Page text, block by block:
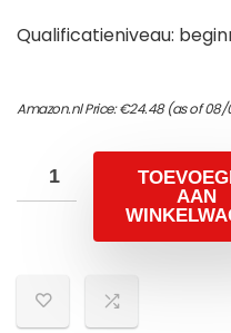
Qualificatieniveau:
Amazon.nl Price:€24.48(as of 08/
AAN